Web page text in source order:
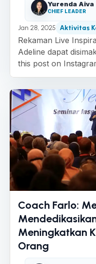
Yurenda Aiva
CHIEF LEADER
Jan 28, 2025 Aktivitas
Rekaman Live
Adeline dapat
this post on
Coach Farlo:
Meningkatkan
Orang